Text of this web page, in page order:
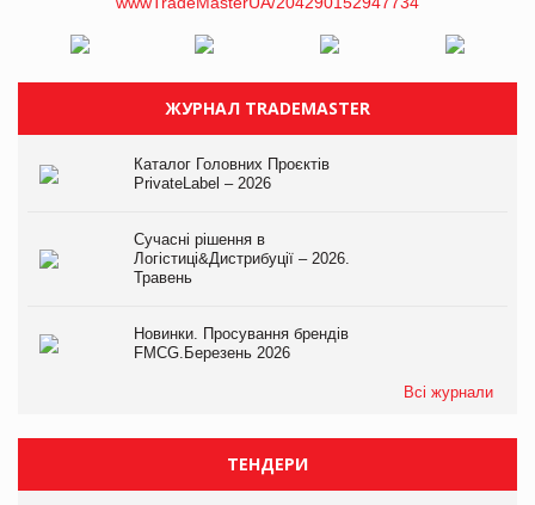
ЖУРНАЛ TRADEMASTER
Каталог Головних Проєктів
PrivateLabel – 2026
Сучасні рішення в
Логістиці&Дистрибуції – 2026.
Травень
Новинки. Просування брендів
FMCG.Березень 2026
Всі журнали
ТЕНДЕРИ